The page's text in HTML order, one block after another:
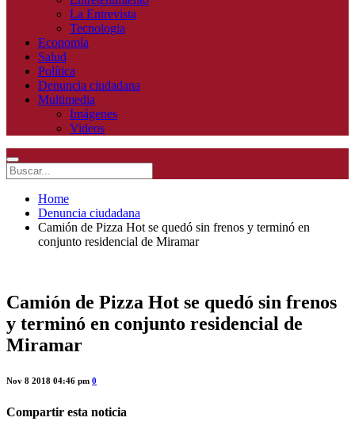
La Entrevista
Tecnologia
Economía
Salud
Política
Denuncia ciudadana
Multimedia
Imágenes
Videos
Home
Denuncia ciudadana
Camión de Pizza Hot se quedó sin frenos y terminó en
conjunto residencial de Miramar
Camión de Pizza Hot se quedó sin frenos
y terminó en conjunto residencial de
Miramar
Nov 8 2018 04:46 pm 0
Compartir esta noticia